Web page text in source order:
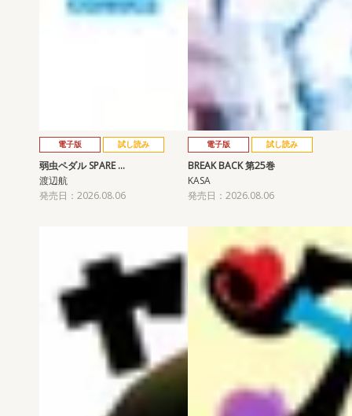
電子版 試し読み
弱虫ペダル SPARE …
渡辺航
発売日：2026.08.06
電子版 試し読み
BREAK BACK 第25巻
KASA
発売日：2026.08.06